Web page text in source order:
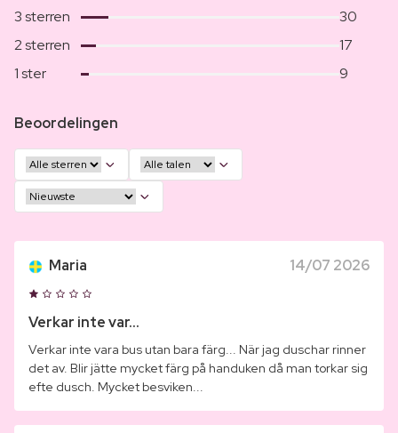
3 sterren
30
2 sterren
17
1 ster
9
Beoordelingen
Maria 14/07 2026
Verkar inte var...
Verkar inte vara bus utan bara färg... När jag duschar rinner
det av. Blir jätte mycket färg på handuken då man torkar sig
efte dusch. Mycket besviken...